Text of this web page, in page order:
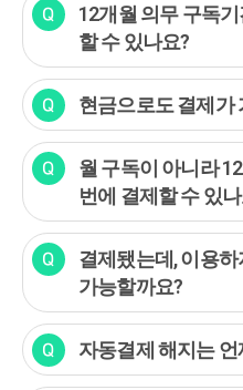
12개월 의무 구독
할 수 있나요?
현금으로도 결제가
월 구독이 아니라
번에 결제할 수 있
결제됐는데, 이용
가능할까요?
자동결제 해지는